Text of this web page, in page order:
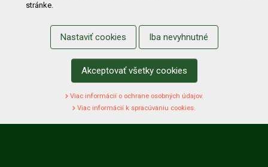
Reklamačný poriadok
Odstúpenie od kúpy
Protokol na odstúpenie od kúpy
Alternatívne riešenie sporu
Ochrana osobných údajov
Používanie cookies
Nákup na splátky
Registrácia Košík
Zmena údajov
Zmena hesla
Prihlasiť sa na odber noviniek
stránke.
Nastaviť cookies Iba nevyhnutné
Akceptovať všetky cookies
Viac informácií o ochrane osobných údajov.
Viac informácií k spracúvaniu cookies.